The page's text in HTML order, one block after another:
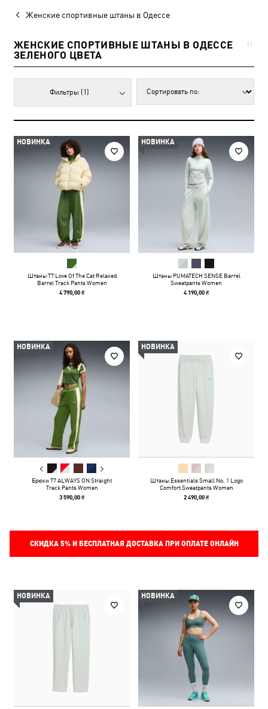
Женские спортивные штаны в Одессе
ЖЕНСКИЕ СПОРТИВНЫЕ ШТАНЫ В ОДЕССЕ
ЗЕЛЕНОГО ЦВЕТА
11
Фильтры (1)
НОВИНКА
Штаны T7 Love Of The Cat Relaxed
Barrel Track Pants Women
4 790,00 ₴
НОВИНКА
Штаны PUMATECH SENSE Barrel
Sweatpants Women
4 190,00 ₴
НОВИНКА
Брюки T7 ALWAYS ON Straight
Track Pants Women
3 590,00 ₴
НОВИНКА
Штаны Essentials Small No. 1 Logo
Comfort Sweatpants Women
2 490,00 ₴
СКИДКА 5%И БЕСПЛАТНАЯ ДОСТАВКА ПРИ ОПЛАТЕ ОНЛАЙН
НОВИНКА НОВИНКА